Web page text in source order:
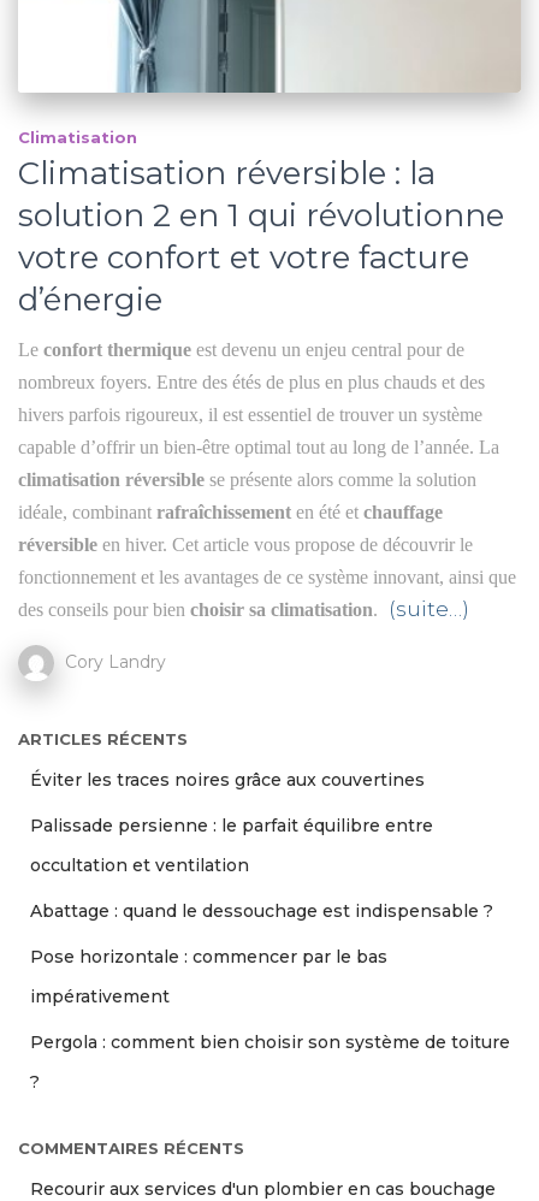
Climatisation
Climatisation réversible : la
solution 2 en 1 qui révolutionne
votre confort et votre facture
d’énergie
Le confort thermique est devenu un enjeu central pour de
nombreux foyers. Entre des étés de plus en plus chauds et des
hivers parfois rigoureux, il est essentiel de trouver un système
capable d’offrir un bien-être optimal tout au long de l’année. La
climatisation réversible se présente alors comme la solution
idéale, combinant rafraîchissement en été et chauffage
réversible en hiver. Cet article vous propose de découvrir le
fonctionnement et les avantages de ce système innovant, ainsi que
des conseils pour bien choisir sa climatisation. (suite…)
Cory Landry
ARTICLES RÉCENTS
Éviter les traces noires grâce aux couvertines
Palissade persienne : le parfait équilibre entre
occultation et ventilation
Abattage : quand le dessouchage est indispensable ?
Pose horizontale : commencer par le bas
impérativement
Pergola : comment bien choisir son système de toiture
?
COMMENTAIRES RÉCENTS
Recourir aux services d'un plombier en cas bouchage